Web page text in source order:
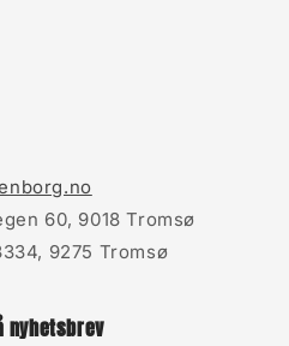
60, 9018 Tromsø
9275 Tromsø
nyhetsbrev